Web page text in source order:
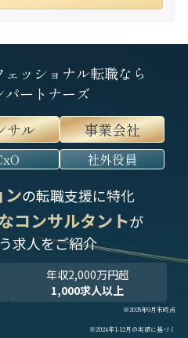
ッショナル転職なら
パートナーズ
サル 事業会社
社外役員
ンの転職支援に特化
コンサルタントが
求人をご紹介
年収2,000万円超
1,000求人以上
※2025年9月末時点
※2024年1-12月の実績に基づく